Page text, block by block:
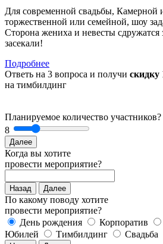
Для современной свадьбы, Камерной
торжественной или семейной, шоу
Сторона жениха и невесты сдружатся
засекали!
Подробнее
Ответь на 3 вопроса и получи скидку
на тимбилдинг
Планируемое количество участников?
8
Далее
Когда вы хотите
провести мероприятие?
Назад Далее
По какому поводу хотите
провести мероприятие?
День рождения
Корпоратив
Юбилей
Тимбилдинг Свадьба